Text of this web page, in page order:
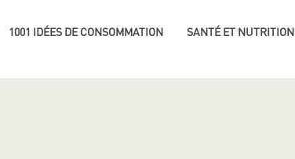
1001 IDÉES DE CONSOMMATION SANTÉ ET NUTRITION